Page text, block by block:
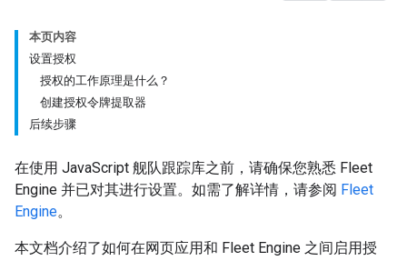
本页内容
设置授权
授权的工作原理是什么？
创建授权令牌提取器
后续步骤
在使用 JavaScript 舰队跟踪库之前，请确保您熟悉 Fleet
Engine 并已对其进行设置。如需了解详情，请参阅 Fleet
Engine。
本文档介绍了如何在网页应用和 Fleet Engine 之间启用授